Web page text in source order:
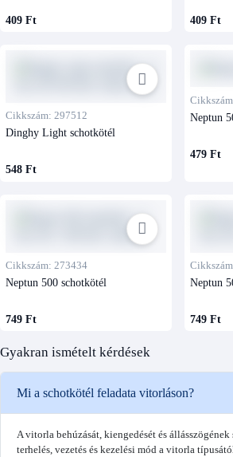
409 Ft 409 Ft
Cikkszám: 297512
Dinghy Light schotkötél
548 Ft
Neptun
479 Ft
Cikkszám: 273434
Neptun 500 schotkötél
749 Ft
Neptun
749 Ft
Gyakran ismételt kérdések
Mi a schotkötél feladata vitorláson?
A vitorla behúzását, kiengedését és
terhelés, vezetés és kezelési mód a vitorla